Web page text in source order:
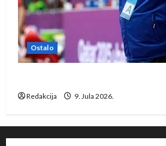
Ostalo
Redakcija 9. Jula 2026.